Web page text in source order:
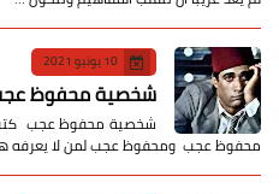
10 يونيو 2021
شخصية محفوظ
شخصية محفوظ عجب كتب
محفوظ عجب ومحفوظ عجب لمن لا يعرفه هو